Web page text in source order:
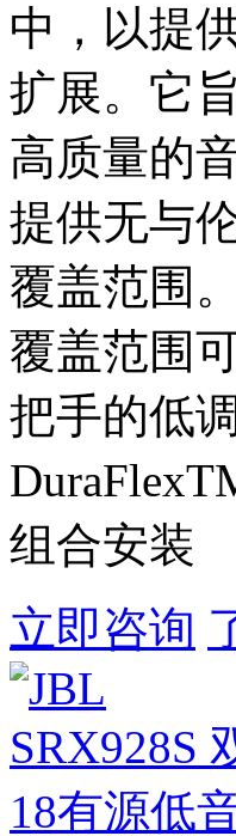
中，以提
扩展。它
高质量的
提供无与
覆盖范围
覆盖范围
把手的低
组合安装
立即咨询